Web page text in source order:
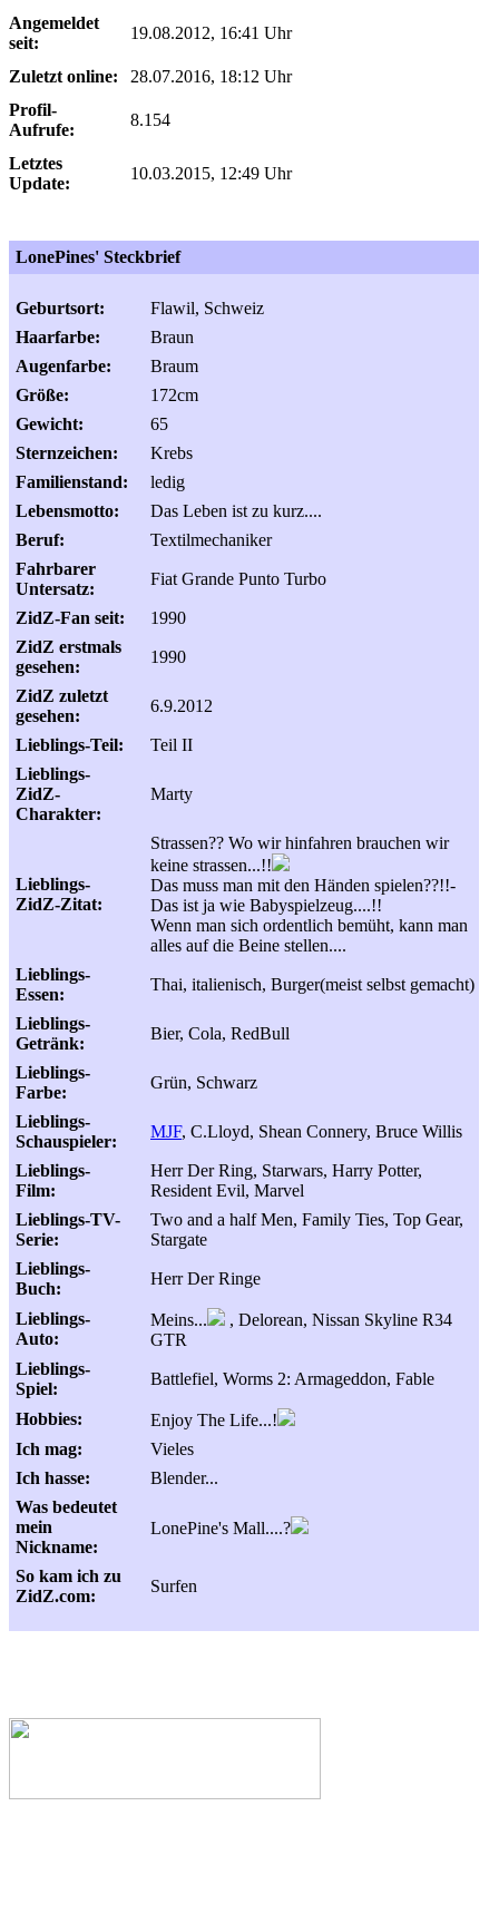
Angemeldet
seit:
19.08.2012, 16:41 Uhr
Zuletzt online:
28.07.2016, 18:12 Uhr
Profil-
Aufrufe:
8.154
Letztes
Update:
10.03.2015, 12:49 Uhr
LonePines' Steckbrief
Geburtsort:
Flawil, Schweiz
Haarfarbe:
Braun
Augenfarbe:
Braum
Größe:
172cm
Gewicht:
65
Sternzeichen:
Krebs
Familienstand:
ledig
Lebensmotto:
Das Leben ist zu kurz....
Beruf:
Textilmechaniker
Fahrbarer
Untersatz:
Fiat Grande Punto Turbo
ZidZ-Fan seit:
1990
ZidZ erstmals
gesehen:
1990
ZidZ zuletzt
gesehen:
6.9.2012
Lieblings-Teil:
Teil II
Lieblings-
ZidZ-
Charakter:
Marty
Lieblings-
ZidZ-Zitat:
Strassen?? Wo wir hinfahren brauchen wir
keine strassen...!!
Das muss man mit den Händen spielen??!!-
Das ist ja wie Babyspielzeug....!!
Wenn man sich ordentlich bemüht, kann man
alles auf die Beine stellen....
Lieblings-
Essen:
Thai, italienisch, Burger(meist selbst gemacht)
Lieblings-
Getränk:
Bier, Cola, RedBull
Lieblings-
Farbe:
Grün, Schwarz
Lieblings-
Schauspieler:
MJF, C.Lloyd, Shean Connery, Bruce Willis
Lieblings-
Film:
Herr Der Ring, Starwars, Harry Potter,
Resident Evil, Marvel
Lieblings-TV-
Serie:
Two and a half Men, Family Ties, Top Gear,
Stargate
Lieblings-
Buch:
Herr Der Ringe
Lieblings-
Auto:
Meins...
, Delorean, Nissan Skyline R34
GTR
Lieblings-
Spiel:
Battlefiel, Worms 2: Armageddon, Fable
Hobbies:
Enjoy The Life...!
Ich mag:
Vieles
Ich hasse:
Blender...
Was bedeutet
mein
Nickname:
LonePine's Mall....?
So kam ich zu
ZidZ.com:
Surfen